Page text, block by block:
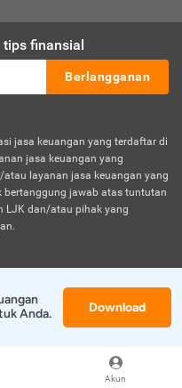
Akun
finansial
Berlangganan
jasa keuangan yang terdaftar di
jasa keuangan yang
layanan jasa keuangan yang
bertanggung jawab atas tuntutan
LJK dan/atau pihak yang
Anda.
Download